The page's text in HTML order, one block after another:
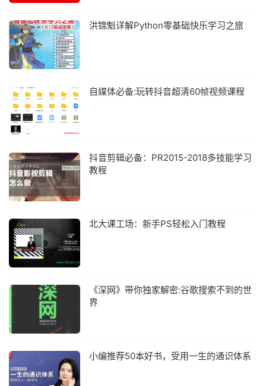
洪锦魁详解Python零基础快乐学习之旅
自媒体必备:玩转抖音超清60帧视频课程
抖音剪辑必备：PR2015-2018多技能学习
教程
北大课工场：新手PS轻松入门教程
《深网》带你独家解密:谷歌搜索不到的世
界
小编推荐50本好书，受用一生的通识体系